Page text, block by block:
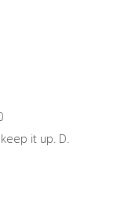
it up. D.